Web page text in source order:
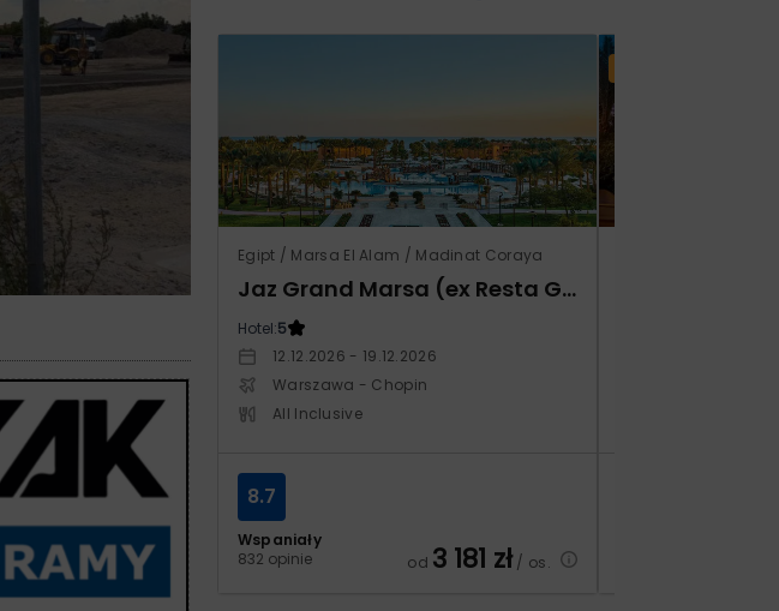
Egipt / Marsa El Alam / Madinat Coraya
Jaz Grand Marsa (ex Resta Grand Resort)
Hotel:5
12.12.2026 - 19.12.2026
Warszawa - Chopin
All Inclusive
Wspaniały
832 opinie
8.7
od 3 181 zł/ os.